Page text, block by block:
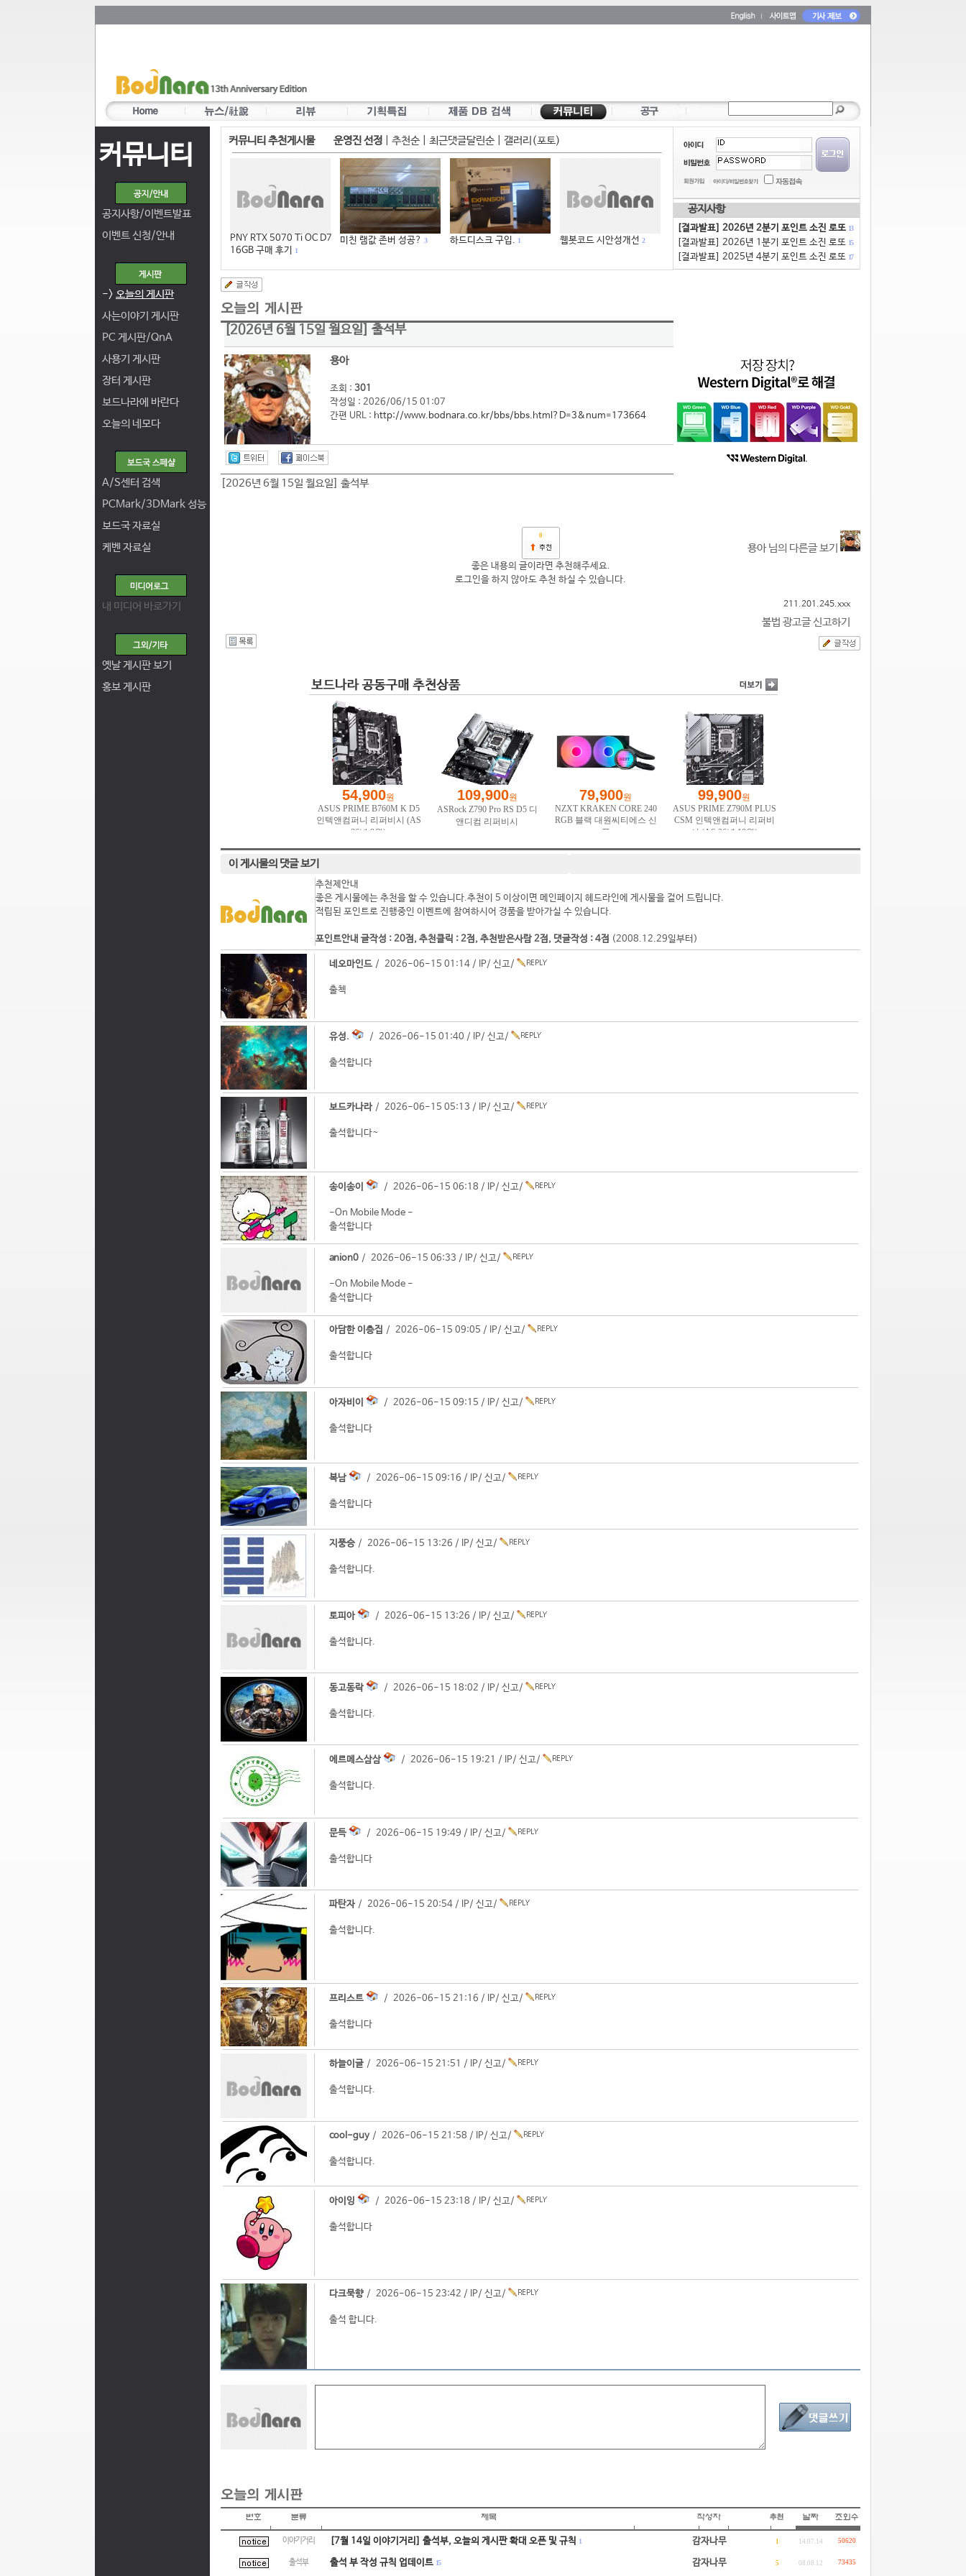
커뮤니티
공지사항/이벤트발표
이벤트 신청/안내
-> 오늘의 게시판
사는이야기 게시판
PC 게시판/QnA
사용기 게시판
장터 게시판
보드나라에 바란다
오늘의 네모다
A/S센터 검색
PCMark/3DMark 성능
보드국 자료실
케벤 자료실
내 미디어 바로가기
옛날 게시판 보기
홍보 게시판
커뮤니티 추천게시물 운영진 선정 추천순| 최근댓글달린순| 갤러리(포토)
PNY RTX 5070 Ti OC D7
16GB 구매 후기
1
미친 램값 존버 성공? 3 하드디스크 구입. 1 웹봇코드 시안성개선 2
공지사항
[결과발표] 2026년 2분기 포인트 소진 로또 13
[결과발표] 2026년 1분기 포인트 소진 로또 15
[결과발표] 2025년 4분기 포인트 소진 로또 17
[2026년 6월 15일 월요일] 출석부
용아
조회 : 301
작성일 : 2026/06/15 01:07
간편 URL : http://www.bodnara.co.kr/bbs/bbs.html?D=3&num=173664
[2026년 6월 15일 월요일] 출석부
0
용아 님의 다른글 보기
좋은 내용의 글이라면 추천해주세요.
로그인을 하지 않아도 추천 하실 수 있습니다.
211.201.245.xxx
불법 광고글 신고하기
이 게시물의 댓글 보기
추천제안내
좋은 게시물에는 추천을 할 수 있습니다.추천이 5 이상이면 메인페이지 헤드라인에 게시물을 걸어 드립니다.
적립된 포인트로 진행중인 이벤트에 참여하시어 경품을 받아가실 수 있습니다.
포인트안내 글작성 : 20점, 추천클릭 : 2점, 추천받은사람 2점, 댓글작성 : 4점 (2008.12.29일부터)
네오마인드 / 2026-06-15 01:14 / IP/ 신고/
출첵
유성. / 2026-06-15 01:40 / IP/ 신고/
출석합니다
보드카나라 / 2026-06-15 05:13 / IP/ 신고/
출석합니다~
송이송이 / 2026-06-15 06:18 / IP/ 신고/
-On Mobile Mode -
출석합니다
anion0 / 2026-06-15 06:33 / IP/ 신고/
-On Mobile Mode -
출석합니다
아담한 이층집 / 2026-06-15 09:05 / IP/ 신고/
출석합니다
아자비이 / 2026-06-15 09:15 / IP/ 신고/
출석합니다
복남 / 2026-06-15 09:16 / IP/ 신고/
출석합니다
지풍승 / 2026-06-15 13:26 / IP/ 신고/
출석합니다.
토피아 / 2026-06-15 13:26 / IP/ 신고/
출석합니다.
동고동락 / 2026-06-15 18:02 / IP/ 신고/
출석합니다.
에르메스삼삼 / 2026-06-15 19:21 / IP/ 신고/
출석합니다.
문득 / 2026-06-15 19:49 / IP/ 신고/
출석합니다
파탄자 / 2026-06-15 20:54 / IP/ 신고/
출석합니다.
프리스트 / 2026-06-15 21:16 / IP/ 신고/
출석합니다
하늘이글 / 2026-06-15 21:51 / IP/ 신고/
출석합니다.
cool-guy/ 2026-06-15 21:58 / IP/ 신고/
출석합니다.
아이잉 / 2026-06-15 23:18 / IP/ 신고/
출석합니다
다크묵향 / 2026-06-15 23:42 / IP/ 신고/
출석 합니다.
이야기거리 [7월 14일 이야기거리] 출석부, 오늘의 게시판 확대 오픈 및 규칙 1 감자나무 1 14.07.14 50620
출석부 출석 부 작성 규칙 업데이트 15 감자나무 5 08.08.12 73435